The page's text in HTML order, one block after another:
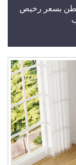
بسعر رخيص